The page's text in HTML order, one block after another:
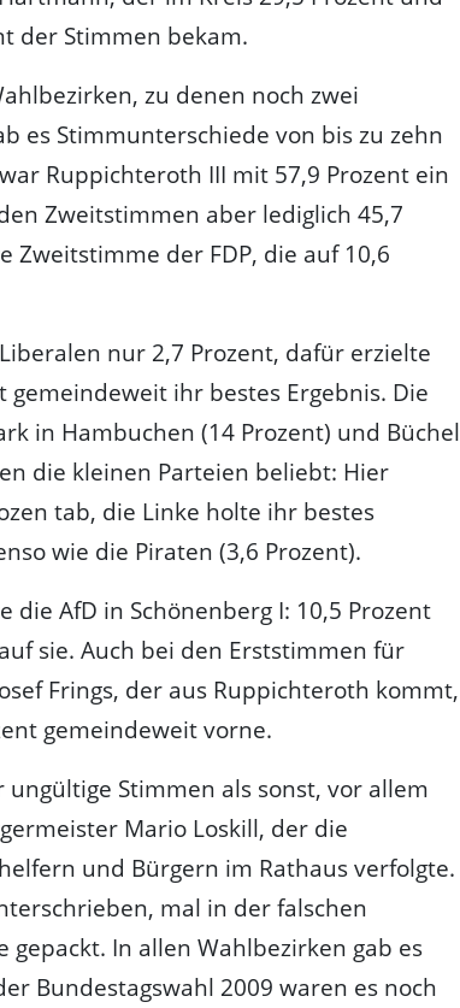
der Stimmen bekam.
zu denen noch zwei
es Stimmunterschiede von bis zu zehn
Ruppichteroth III mit 57,9 Prozent ein
Zweitstimmen aber lediglich 45,7
Zweitstimme der FDP, die auf 10,6
nur 2,7 Prozent, dafür erzielte
gemeindeweit ihr bestes Ergebnis. Die
in Hambuchen (14 Prozent) und Büchel
die kleinen Parteien beliebt: Hier
tab, die Linke holte ihr bestes
wie die Piraten (3,6 Prozent).
die AfD in Schönenberg I: 10,5 Prozent
sie. Auch bei den Erststimmen für
Frings, der aus Ruppichteroth kommt,
gemeindeweit vorne.
Stimmen als sonst, vor allem
Mario Loskill, der die
und Bürgern im Rathaus verfolgte.
mal in der falschen
gepackt. In allen Wahlbezirken gab es
Bundestagswahl 2009 waren es noch